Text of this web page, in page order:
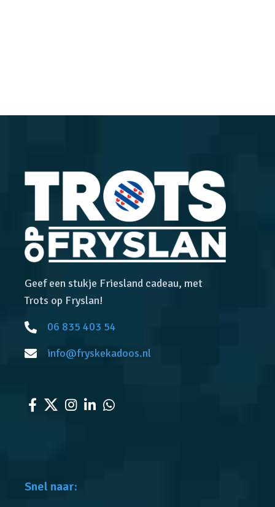
Geef een stukje Friesland cadeau, met
Trots op Fryslan!
06 835 403 54
info@fryskekadoos.nl
Snel naar: